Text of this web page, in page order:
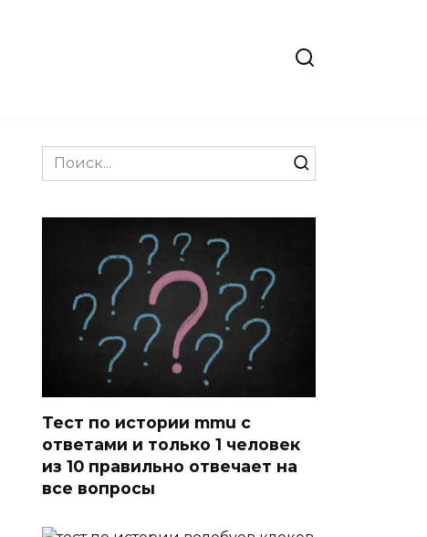
Search
for:
Тест по истории mmu с
ответами и только 1 человек
из 10 правильно отвечает на
все вопросы